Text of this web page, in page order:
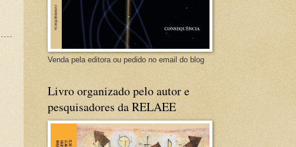
Venda pela editora ou pedido no email do blog
Livro organizado pelo autor e
pesquisadores da RELAEE